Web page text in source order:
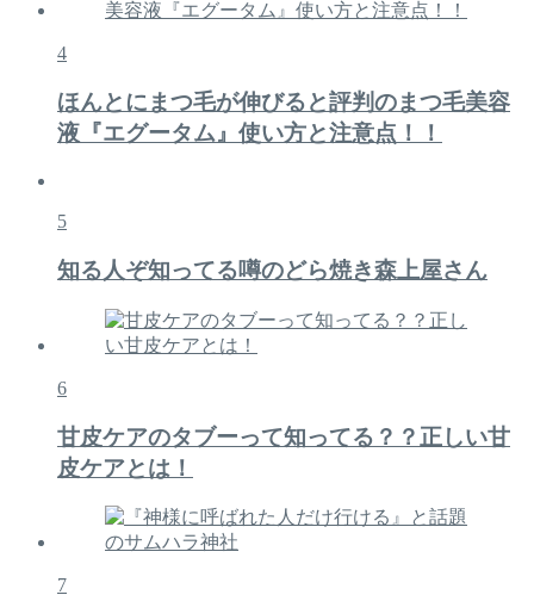
4
ほんとにまつ毛が伸びると評判のまつ毛美容
液『エグータム』使い方と注意点！！
5
知る人ぞ知ってる噂のどら焼き森上屋さん
6
甘皮ケアのタブーって知ってる？？正しい甘
皮ケアとは！
7